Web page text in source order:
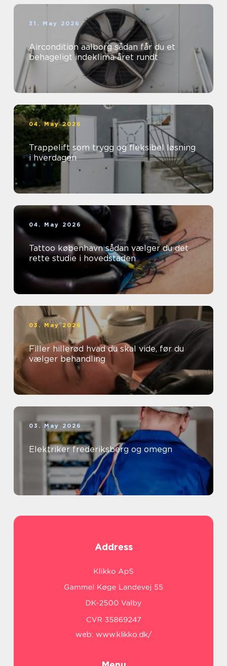
31. May 2026
Aircondition aalborg sådan får du et
behageligt indeklima året rundt
04. May 2026
Trappelift som trygg og fleksibel løsning
i hverdagen
04. May 2026
Tattoo københavn sådan vælger du det
rette studie i hovedstaden
03. May 2026
Filler hillerød hvad du skal vide, før du
vælger behandling
03. May 2026
Elektriker frederiksberg og omegn
Address
web: www.klikko.dk/